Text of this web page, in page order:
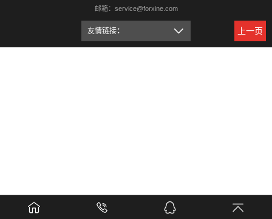
邮箱：service@forxine.com
友情链接： 上一页